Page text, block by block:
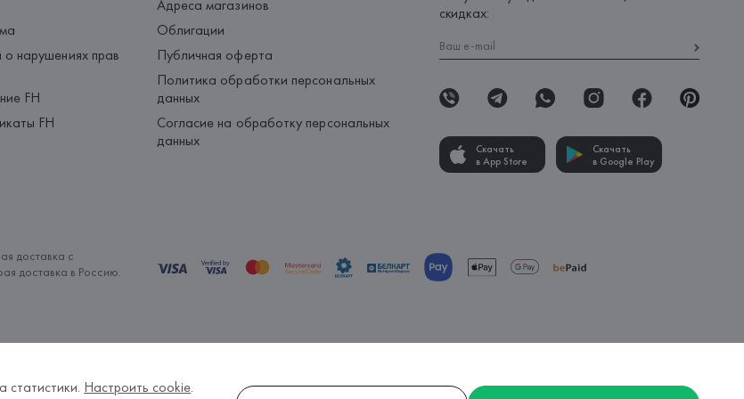
нарушениях прав
FH
FH
Адреса магазинов
Облигации
Публичная оферта
Политика обработки персональных
данных
Согласие на обработку персональных
данных
скидках:
Скачать
в App Store
Скачать
в Google Play
доставка с
доставка в Россию.
Настроить cookie.